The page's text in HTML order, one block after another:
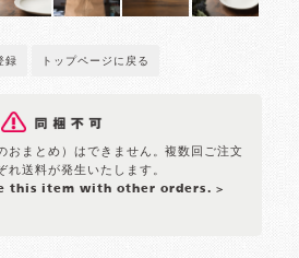
録 トップページに戻る
おまとめ）はできません。複数回ご注文
れ送料が発生いたします。
this item with other orders. >